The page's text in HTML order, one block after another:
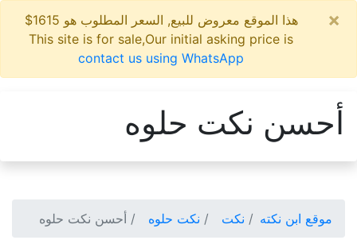
هذا الموقع معروض للبيع, السعر المطلوب هو 1615$
This site is for sale,Our initial asking price is
contact us using WhatsApp
أحسن نكت حلوه
موقع ابن نكته نكت نكت حلوه أحسن نكت حلوه